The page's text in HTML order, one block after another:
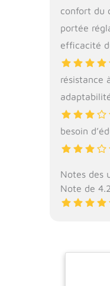
confort du
portée
efficacité
résistance
besoin
Notes des
Note de